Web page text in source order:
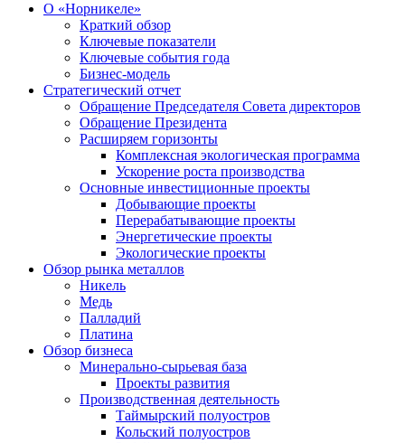
О «Норникеле»
Краткий обзор
Ключевые показатели
Ключевые события года
Бизнес-модель
Стратегический отчет
Обращение Председателя Совета директоров
Обращение Президента
Расширяем горизонты
Комплексная экологическая программа
Ускорение роста производства
Основные инвестиционные проекты
Добывающие проекты
Перерабатывающие проекты
Энергетические проекты
Экологические проекты
Обзор рынка металлов
Никель
Медь
Палладий
Платина
Обзор бизнеса
Минерально-сырьевая база
Проекты развития
Производственная деятельность
Таймырский полуостров
Кольский полуостров